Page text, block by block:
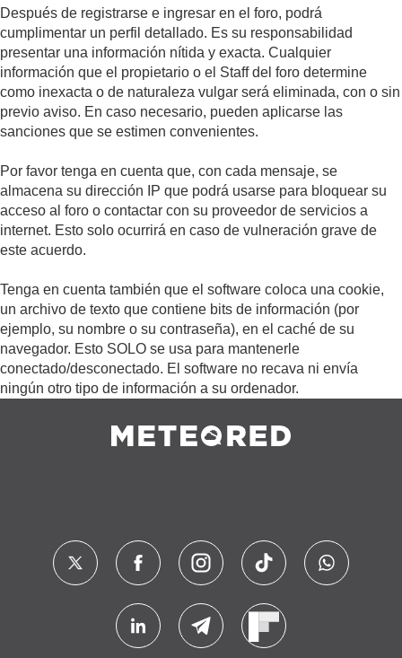
Después de registrarse e ingresar en el foro, podrá
cumplimentar un perfil detallado. Es su responsabilidad
presentar una información nítida y exacta. Cualquier
información que el propietario o el Staff del foro determine
como inexacta o de naturaleza vulgar será eliminada, con o sin
previo aviso. En caso necesario, pueden aplicarse las
sanciones que se estimen convenientes.
Por favor tenga en cuenta que, con cada mensaje, se
almacena su dirección IP que podrá usarse para bloquear su
acceso al foro o contactar con su proveedor de servicios a
internet. Esto solo ocurrirá en caso de vulneración grave de
este acuerdo.
Tenga en cuenta también que el software coloca una cookie,
un archivo de texto que contiene bits de información (por
ejemplo, su nombre o su contraseña), en el caché de su
navegador. Esto SOLO se usa para mantenerle
conectado/desconectado. El software no recava ni envía
ningún otro tipo de información a su ordenador.